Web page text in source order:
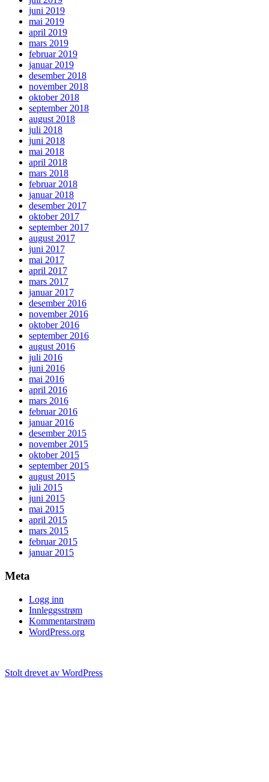
juni 2019
mai 2019
april 2019
mars 2019
februar 2019
januar 2019
desember 2018
november 2018
oktober 2018
september 2018
august 2018
juli 2018
juni 2018
mai 2018
april 2018
mars 2018
februar 2018
januar 2018
desember 2017
oktober 2017
september 2017
august 2017
juni 2017
mai 2017
april 2017
mars 2017
januar 2017
desember 2016
november 2016
oktober 2016
september 2016
august 2016
juli 2016
juni 2016
mai 2016
april 2016
mars 2016
februar 2016
januar 2016
desember 2015
november 2015
oktober 2015
september 2015
august 2015
juli 2015
juni 2015
mai 2015
april 2015
mars 2015
februar 2015
januar 2015
Meta
Logg inn
Innleggsstrøm
Kommentarstrøm
WordPress.org
Stolt drevet av WordPress